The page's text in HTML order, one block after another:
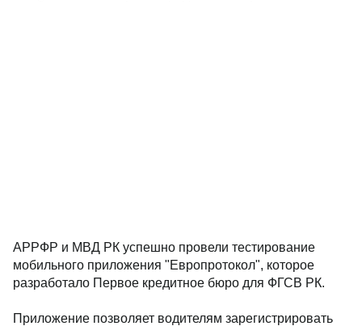
АРРФР и МВД РК успешно провели тестирование
мобильного приложения "Европротокол", которое
разработало Первое кредитное бюро для ФГСВ РК.
Приложение позволяет водителям зарегистрировать